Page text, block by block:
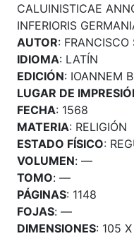
CALUINISTICAE
INFERIORIS
AUTOR: FRANCISCO
IDIOMA: LATÍN
EDICIÓN: IOANNEM
LUGAR DE
FECHA: 1568
MATERIA: RELIGIÓN
ESTADO FÍSICO:
VOLUMEN: —
TOMO: —
PÁGINAS: 1148
FOJAS: —
DIMENSIONES: 105